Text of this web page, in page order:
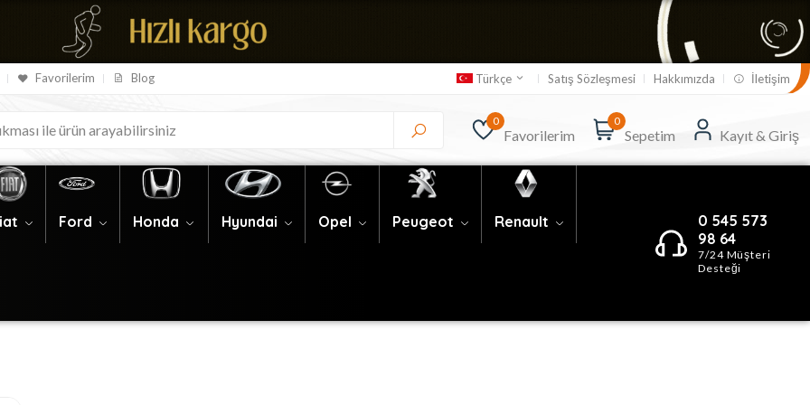
Favorilerim Blog Türkçe Satış Sözleşmesi Hakkımızda İletişim
0
Favorilerim
0
Sepetim Kayıt & Giriş
Ford Honda Hyundai Opel Peugeot Renault
0 545 573
98 64
7/24 Müşteri
Desteği